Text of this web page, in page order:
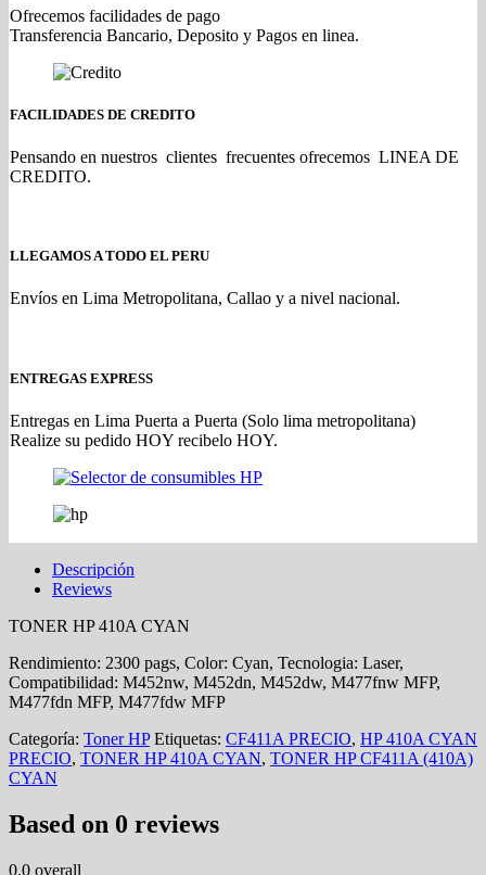
Ofrecemos facilidades de pago
Transferencia Bancario, Deposito y Pagos en linea.
FACILIDADES DE CREDITO
Pensando en nuestros clientes frecuentes ofrecemos LINEA DE
CREDITO.
LLEGAMOS A TODO EL PERU
Envíos en Lima Metropolitana, Callao y a nivel nacional.
ENTREGAS EXPRESS
Entregas en Lima Puerta a Puerta (Solo lima metropolitana)
Realize su pedido HOY recibelo HOY.
Descripción
Reviews
TONER HP 410A CYAN
Rendimiento: 2300 pags, Color: Cyan, Tecnologia: Laser,
Compatibilidad: M452nw, M452dn, M452dw, M477fnw MFP,
M477fdn MFP, M477fdw MFP
Categoría: Toner HP Etiquetas: CF411A PRECIO, HP 410A CYAN
PRECIO, TONER HP 410A CYAN, TONER HP CF411A (410A)
CYAN
Based on 0 reviews
0.0 overall